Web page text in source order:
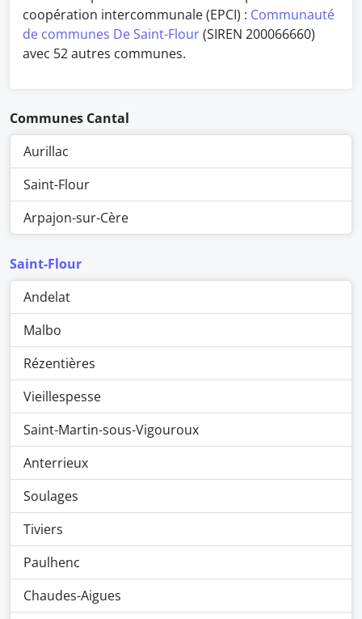
coopération intercommunale (EPCI) : Communauté
de communes De Saint-Flour(SIREN 200066660)
avec 52 autres communes.
Communes Cantal
Aurillac
Saint-Flour
Arpajon-sur-Cère
Saint-Flour
Andelat
Malbo
Rézentières
Vieillespesse
Saint-Martin-sous-Vigouroux
Anterrieux
Soulages
Tiviers
Paulhenc
Chaudes-Aigues